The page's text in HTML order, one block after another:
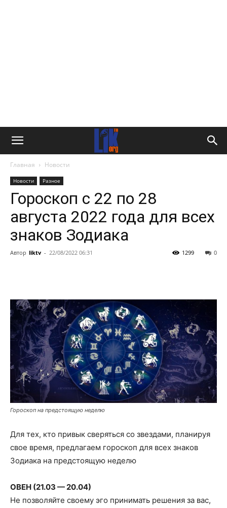
Главная Новости
Новости Разное
Гороскоп с 22 по 28
августа 2022 года для всех
знаков Зодиака
Автор liktv - 22/08/2022 06:31 0
1299
Гороскоп на предстоящую неделю
Для тех, кто привык сверяться со звездами, планируя
свое время, предлагаем гороскоп для всех знаков
Зодиака на предстоящую неделю
ОВЕН (21.03 — 20.04)
Не позволяйте своему эго принимать решения за вас,